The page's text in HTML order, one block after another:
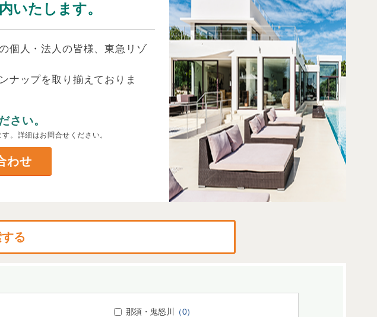
いたします。
個人・法人の皆様、東急リゾ
ナップを取り揃えておりま
さい。
。詳細はお問合せください。
わせ
る
那須・鬼怒川
（0）